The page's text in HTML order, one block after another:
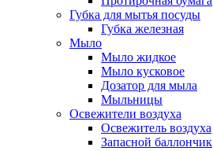
Губка для мытья посуды
Губка железная
Мыло
Мыло жидкое
Мыло кусковое
Дозатор для мыла
Мыльницы
Освежители воздуха
Освежитель воздуха
Запасной баллончик